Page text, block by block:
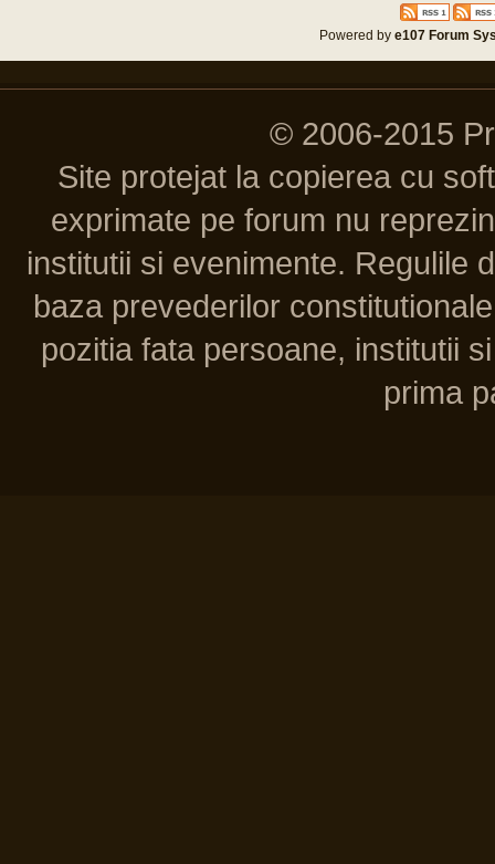
Powered bye107 Forum
© 2006-2015
Site protejat la copierea cu
exprimate pe forum nu
institutii si evenimente. Regulile
baza prevederilor
pozitia fata persoane, institutii
prima